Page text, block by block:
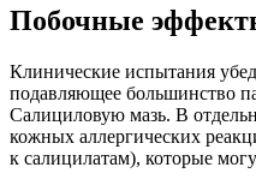
Побочные
Клинические испытания
подавляющее большинство
Салициловую мазь. В
кожных аллергических
к салицилатам), которые